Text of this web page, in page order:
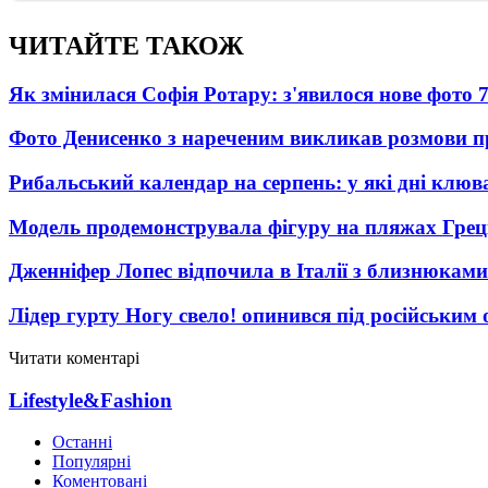
ЧИТАЙТЕ ТАКОЖ
Як змінилася Софія Ротару: з'явилося нове фото
Фото Денисенко з нареченим викликав розмови
Рибальський календар на серпень: у які дні
Модель продемонструвала фігуру на пляжах
Дженніфер Лопес відпочила в Італії з близнюками
Лідер гурту Ногу свело! опинився під російським
Читати коментарі
Lifestyle&Fashion
Останні
Популярні
Коментовані